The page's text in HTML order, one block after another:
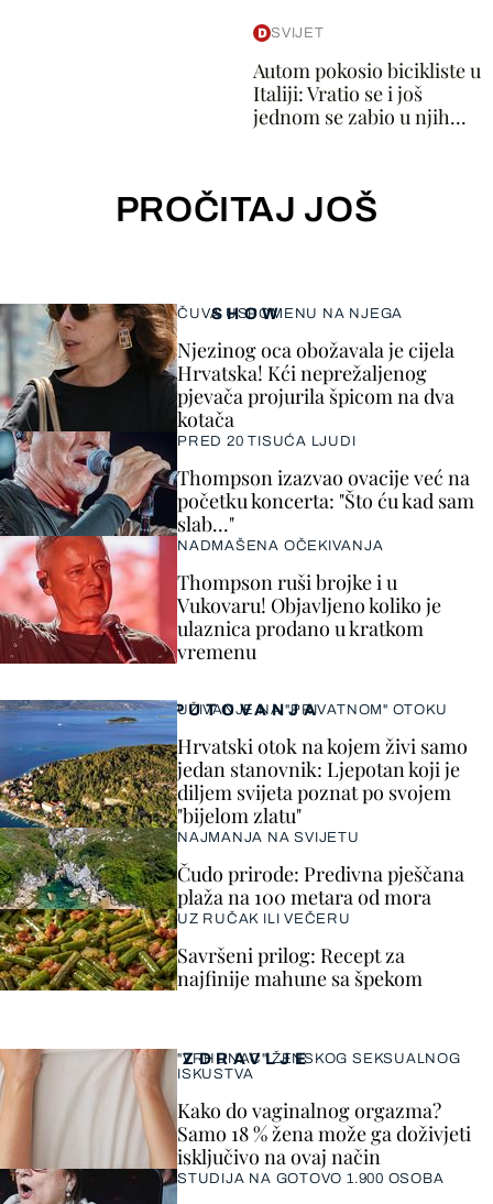
SVIJET
Autom pokosio bicikliste u
Italiji: Vratio se i još
jednom se zabio u njih...
PROČITAJ JOŠ
SHOW
ČUVA USPOMENU NA NJEGA
Njezinog oca obožavala je cijela
Hrvatska! Kći neprežaljenog
pjevača projurila špicom na dva
kotača
PRED 20 TISUĆA LJUDI
Thompson izazvao ovacije već na
početku koncerta: "Što ću kad sam
slab..."
NADMAŠENA OČEKIVANJA
Thompson ruši brojke i u
Vukovaru! Objavljeno koliko je
ulaznica prodano u kratkom
vremenu
ZDRAVLJE
"VRHUNAC" ŽENSKOG SEKSUALNOG
ISKUSTVA
Kako do vaginalnog orgazma?
Samo 18 % žena može ga doživjeti
isključivo na ovaj način
STUDIJA NA GOTOVO 1.900 OSOBA
PUTOVANJA
UŽIVANJE NA "PRIVATNOM" OTOKU
Hrvatski otok na kojem živi samo
jedan stanovnik: Ljepotan koji je
diljem svijeta poznat po svojem
"bijelom zlatu"
NAJMANJA NA SVIJETU
Čudo prirode: Predivna pješčana
plaža na 100 metara od mora
UZ RUČAK ILI VEČERU
Savršeni prilog: Recept za
najfinije mahune sa špekom